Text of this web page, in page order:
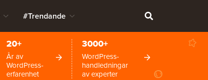
#Trendande
20+
År av
WordPress-
erfarenhet
3000+
WordPress-
handledningar
av experter